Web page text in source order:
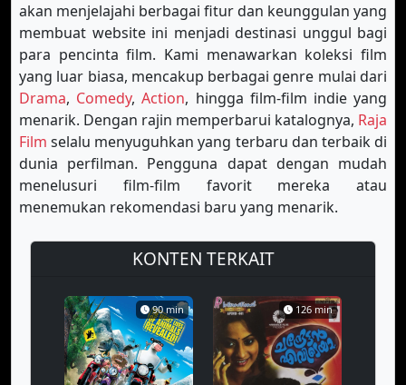
akan menjelajahi berbagai fitur dan keunggulan yang
membuat website ini menjadi destinasi unggul bagi
para pencinta film. Kami menawarkan koleksi film
yang luar biasa, mencakup berbagai genre mulai dari
Drama, Comedy,Action, hingga film-film indie yang
menarik. Dengan rajin memperbarui katalognya, Raja
Film selalu menyuguhkan yang terbaru dan terbaik di
dunia perfilman. Pengguna dapat dengan mudah
menelusuri film-film favorit mereka atau
menemukan rekomendasi baru yang menarik.
KONTEN TERKAIT
90 min 126 min